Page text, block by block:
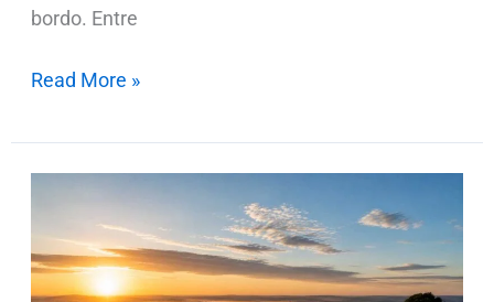
bordo. Entre
Read More »
Previsão
tempo
em